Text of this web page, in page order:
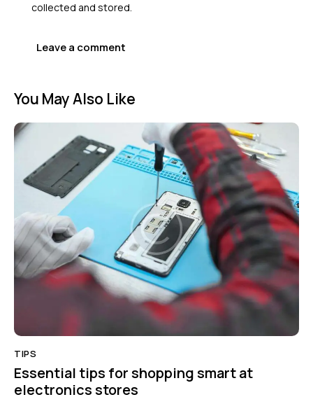
collected and stored.
You May Also Like
TIPS
Essential tips for shopping smart at
electronics stores